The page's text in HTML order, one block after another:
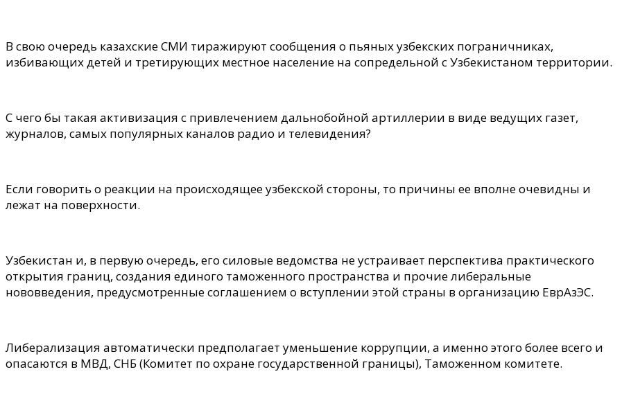
В свою очередь казахские СМИ тиражируют сообщения о пьяных узбекских пограничниках,
избивающих детей и третирующих местное население на сопредельной с Узбекистаном территории.
С чего бы такая активизация с привлечением дальнобойной артиллерии в виде ведущих газет,
журналов, самых популярных каналов радио и телевидения?
Если говорить о реакции на происходящее узбекской стороны, то причины ее вполне очевидны и
лежат на поверхности.
Узбекистан и, в первую очередь, его силовые ведомства не устраивает перспектива практического
открытия границ, создания единого таможенного пространства и прочие либеральные
нововведения, предусмотренные соглашением о вступлении этой страны в организацию ЕврАзЭС.
Либерализация автоматически предполагает уменьшение коррупции, а именно этого более всего и
опасаются в МВД, СНБ (Комитет по охране государственной границы), Таможенном комитете.